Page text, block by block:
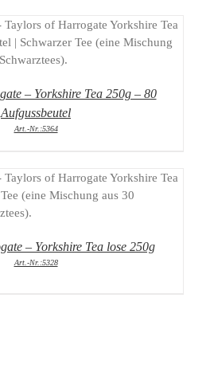
DETAILS
– Yorkshire Tea 250g – 80
Aufgussbeutel
Art.-Nr.:5364
DETAILS
– Yorkshire Tea lose 250g
Art.-Nr.:5328